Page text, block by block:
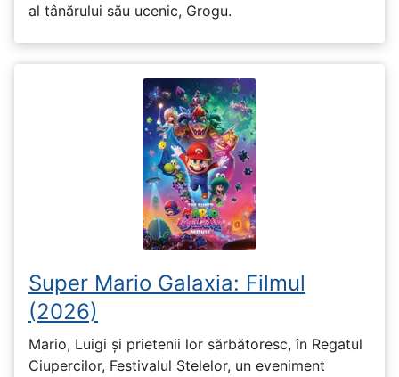
al tânărului său ucenic, Grogu.
Super Mario Galaxia: Filmul
(2026)
Mario, Luigi și prietenii lor sărbătoresc, în Regatul
Ciupercilor, Festivalul Stelelor, un eveniment